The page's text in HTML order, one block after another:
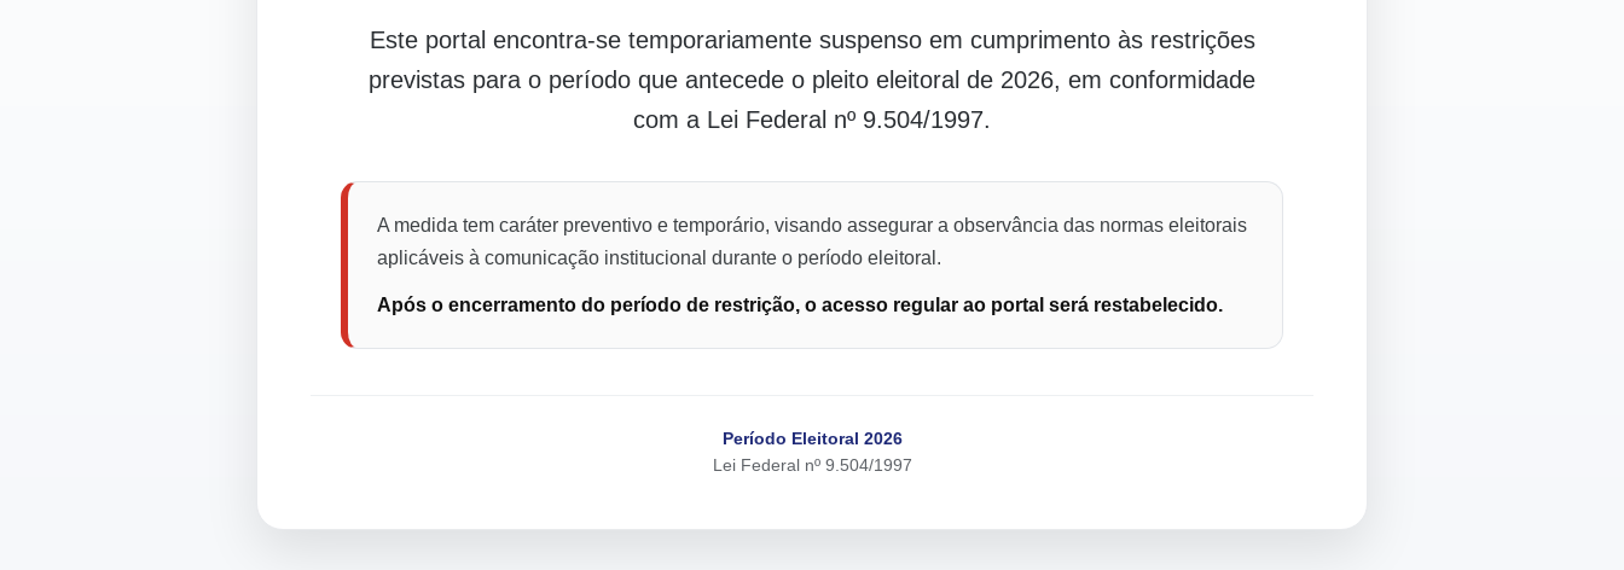
Este portal encontra-se temporariamente suspenso em cumprimento às restrições
previstas para o período que antecede o pleito eleitoral de 2026, em conformidade
com a Lei Federal nº 9.504/1997.
A medida tem caráter preventivo e temporário, visando assegurar a observância das normas eleitorais
aplicáveis à comunicação institucional durante o período eleitoral.
Após o encerramento do período de restrição, o acesso regular ao portal será restabelecido.
Período Eleitoral 2026
Lei Federal nº 9.504/1997